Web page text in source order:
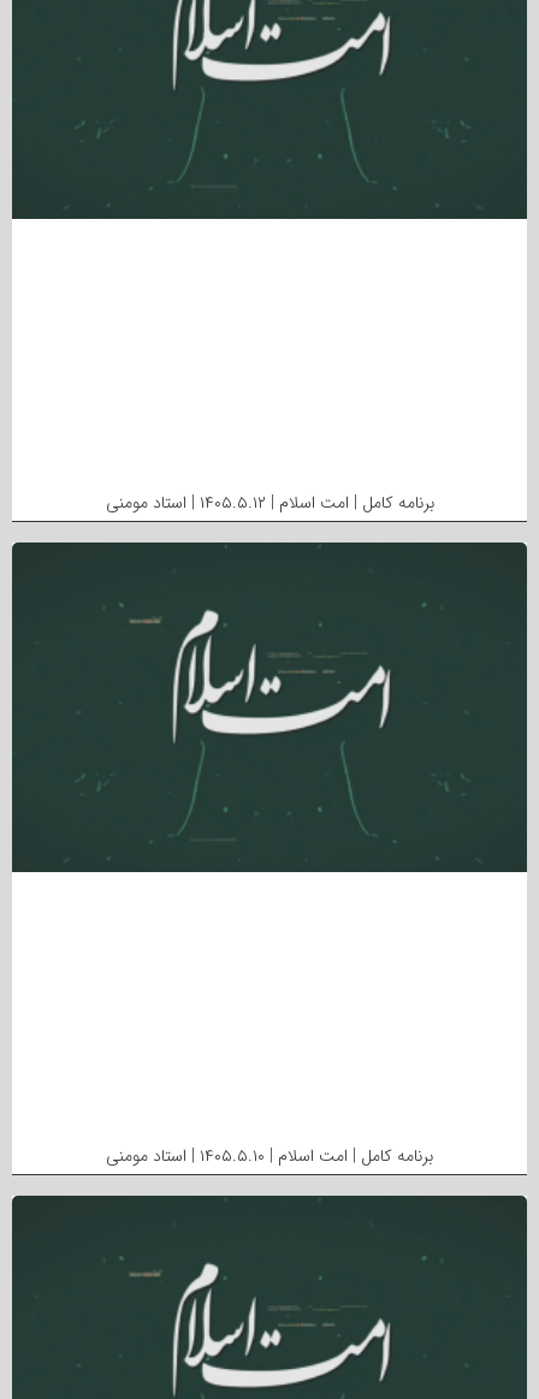
برنامه کامل | امت اسلام | ۱۴۰۵.۵.۱۲ | استاد مومنی
برنامه کامل | امت اسلام | ۱۴۰۵.۵.۱۰ | استاد مومنی